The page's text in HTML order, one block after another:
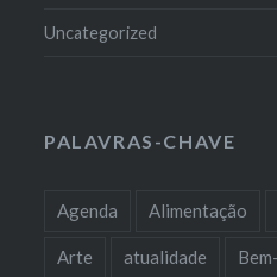
Uncategorized
PALAVRAS-CHAVE
Agenda Alimentação
Arte atualidade